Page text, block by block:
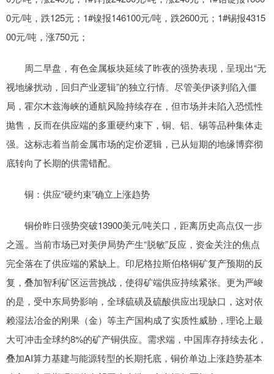
0元/吨，跌125元；1#镍报146100元/吨，跌2600元；1#锡报4315
00元/吨，涨750元；
周二早盘，有色金属板块延续了昨夜的强势表现，呈现出“无
视地缘扰动，回归产业逻辑”的独立行情。尽管美伊谈判陷入僵
局，霍尔木兹海峡的通航风险持续存在，但市场并未陷入恐慌性
抛售，反而在供应端的多重硬约束下，铜、铝、锡等品种集体走
强。这标志着当前金属市场的定价逻辑，已从短期的地缘博弈彻
底转向了长期的供需错配。
铜：供应“硬约束”确立上涨趋势
铜价昨日强势突破13900美元/吨关口，距离历史高点仅一步
之遥。当前市场已对美伊局势产生“脱敏”反应，资金关注的焦点
完全落在了供应端的紧缺上。印尼格拉斯伯格铜矿复产预期的反
复，叠加智利矿区运营挑战，使得矿端供应持续紧张。更为严峻
的是，受中东局势影响，全球硫磺及硫酸供应出现缺口，这对依
赖湿法冶金的刚果（金）等主产国构成了实质性威胁，理论上最
大可冲击全球约8%的矿产铜供应。需求端，中国库存持续去化，
叠加AI算力基建与能源转型的长期托底，铜价单边上涨趋势基本